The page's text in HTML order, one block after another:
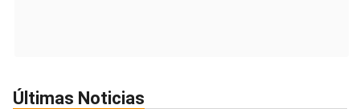
Últimas Noticias